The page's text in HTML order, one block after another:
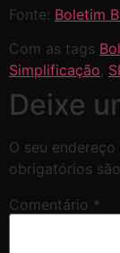
Fonte: Boletim
Com as tags
Simplificação
Deixe
O seu
obrigatórios
Comentário *